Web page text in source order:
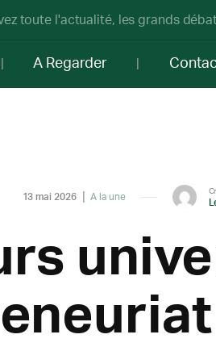
toute l'actualité, les grands
A Regarder
13 mai 2026 A la une